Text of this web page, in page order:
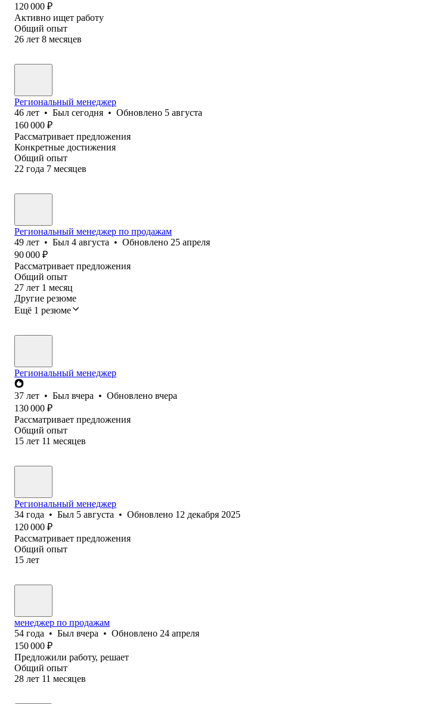
120 000 ₽
Активно ищет работу
Общий опыт
26 лет 8 месяцев
Региональный менеджер
46 лет • Был сегодня • Обновлено 5 августа
160 000 ₽
Рассматривает предложения
Конкретные достижения
Общий опыт
22 года 7 месяцев
Региональный менеджер по продажам
49 лет • Был 4 августа • Обновлено 25 апреля
90 000 ₽
Рассматривает предложения
Общий опыт
27 лет 1 месяц
Другие резюме
Ещё 1 резюме
Региональный менеджер
37 лет • Был вчера • Обновлено вчера
130 000 ₽
Рассматривает предложения
Общий опыт
15 лет 11 месяцев
Региональный менеджер
34 года • Был 5 августа • Обновлено 12 декабря 2025
120 000 ₽
Рассматривает предложения
Общий опыт
15 лет
менеджер по продажам
54 года • Был вчера • Обновлено 24 апреля
150 000 ₽
Предложили работу, решает
Общий опыт
28 лет 11 месяцев